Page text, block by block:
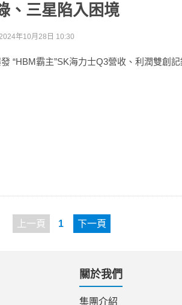
、三星陷入困境
年10月28日 10:30
“HBM霸主”SK海力士Q3營收、利潤雙創
上一頁 1 下一頁
關於我們
集團介紹